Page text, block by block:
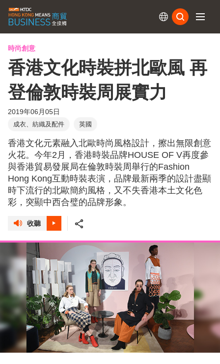
時尚創意
香港文化時裝拼北歐風 再
登倫敦時裝周展實力
2019年06月05日
成衣、紡織及配件 英國
香港文化元素融入北歐時尚風格設計，擦出無限創意
火花。今年2月，香港時裝品牌HOUSE OF V再度參
與香港貿易發展局在倫敦時裝周舉行的Fashion
Hong Kong互動時裝表演，品牌最新兩季的設計盡顯
時下流行的北歐簡約風格，又不失香港本土文化色
彩，突顯中西合璧的品牌形象。
收聽